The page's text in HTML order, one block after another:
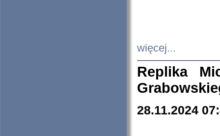
więcej...
Replika
28.11.2024